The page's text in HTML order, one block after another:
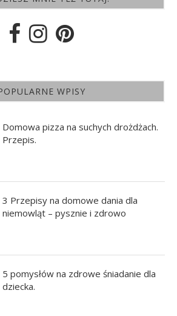
WPISY
Domowa pizza na suchych drożdżach.
Przepis.
3 Przepisy na domowe dania dla
niemowląt – pysznie i zdrowo
5 pomysłów na zdrowe śniadanie dla
dziecka.